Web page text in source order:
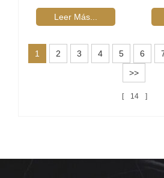
Leer Más...
1 2 3 4 5 6
>>
14